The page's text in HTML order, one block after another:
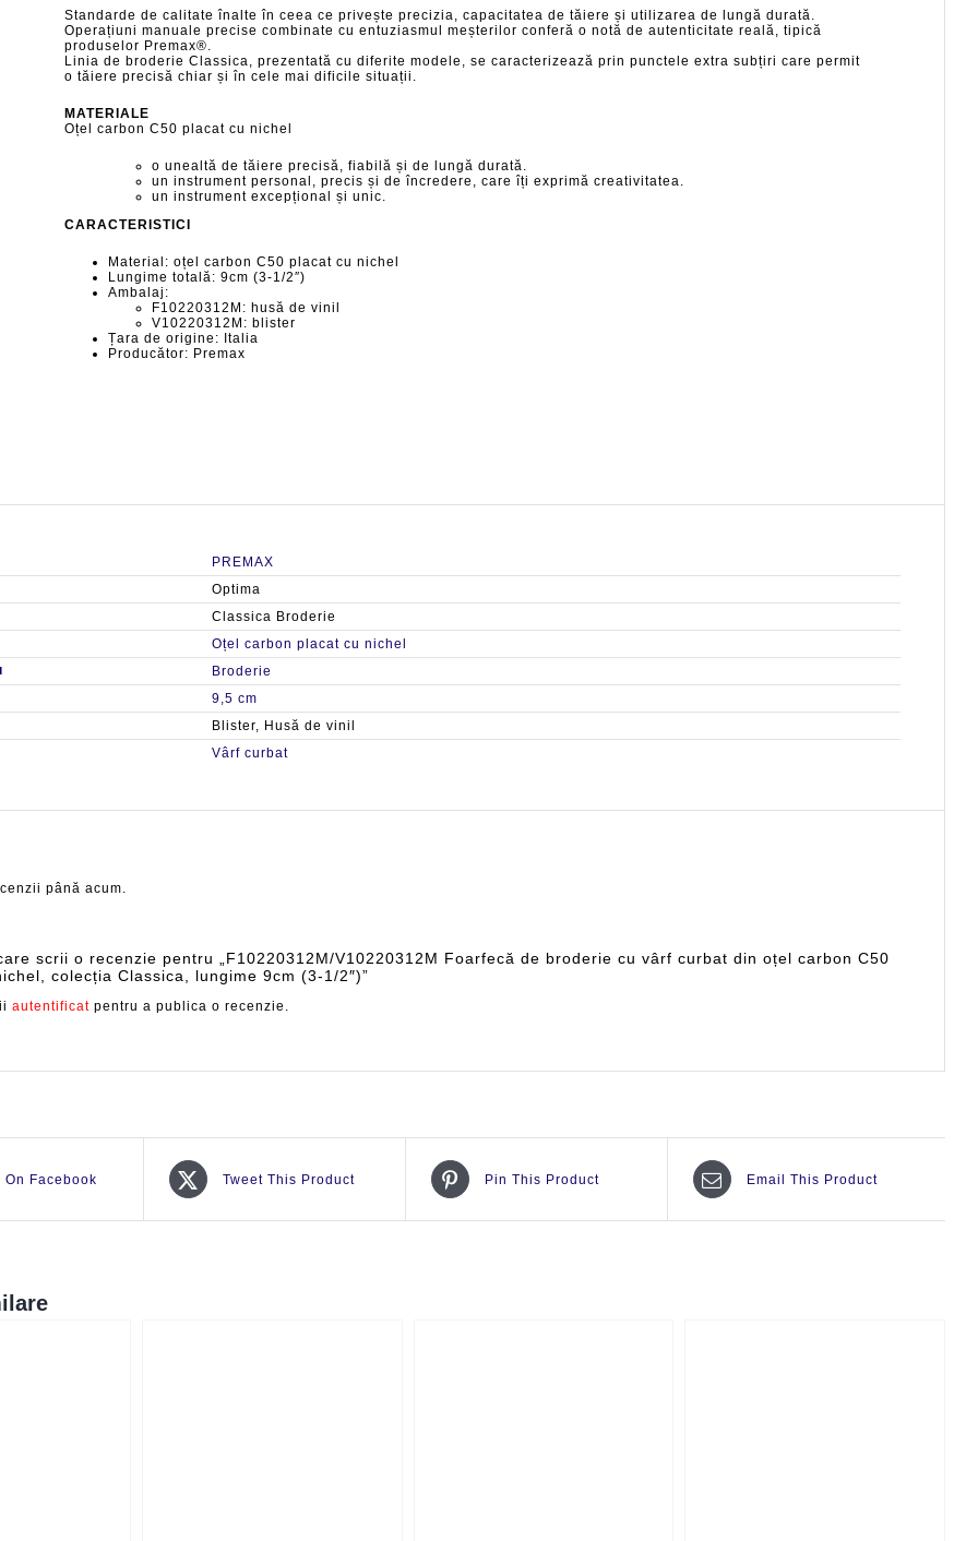
Standarde de calitate înalte în ceea ce privește precizia, capacitatea de tăiere și utilizarea de lungă durată.
Operațiuni manuale precise combinate cu entuziasmul meșterilor conferă o notă de autenticitate reală, tipică
produselor Premax®.
Linia de broderie Classica, prezentată cu diferite modele, se caracterizează prin punctele extra subțiri care permit
o tăiere precisă chiar și în cele mai dificile situații.
MATERIALE
Oțel carbon C50 placat cu nichel
o unealtă de tăiere precisă, fiabilă și de lungă durată.
un instrument personal, precis și de încredere, care îți exprimă creativitatea.
un instrument excepțional și unic.
CARACTERISTICI
Material: oțel carbon C50 placat cu nichel
Lungime totală: 9cm (3-1/2″)
Ambalaj:
F10220312M: husă de vinil
V10220312M: blister
Țara de origine: Italia
Producător: Premax
PREMAX
Optima
Classica Broderie
Oțel carbon placat cu nichel
Broderie
9,5 cm
Blister, Husă de vinil
Vârf curbat
până acum.
scrii o recenzie pentru „F10220312M/V10220312M Foarfecă de broderie cu vârf curbat din oțel carbon C50
colecția Classica, lungime 9cm (3-1/2″)”
autentificatpentru a publica o recenzie.
On Facebook Tweet This Product Pin This Product Email This Product